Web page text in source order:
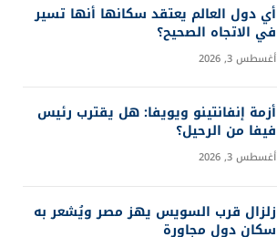
أي دول العالم يعتقد سكانها أنها تسير
في الاتجاه الصحيح؟
أغسطس 3, 2026
أزمة إنفانتينو ويويفا: هل يقترب رئيس
فيفا من الرحيل؟
أغسطس 3, 2026
زلزال قرب السويس يهز مصر ويُشعر به
سكان دول مجاورة